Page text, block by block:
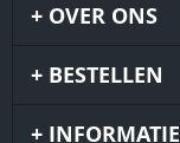
OVER ONS
BESTELLEN
INFORMATIE